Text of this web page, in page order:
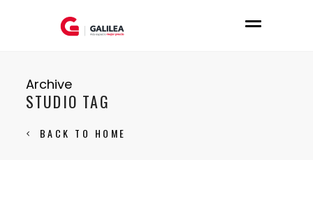
Archive
STUDIO TAG
BACK TO HOME